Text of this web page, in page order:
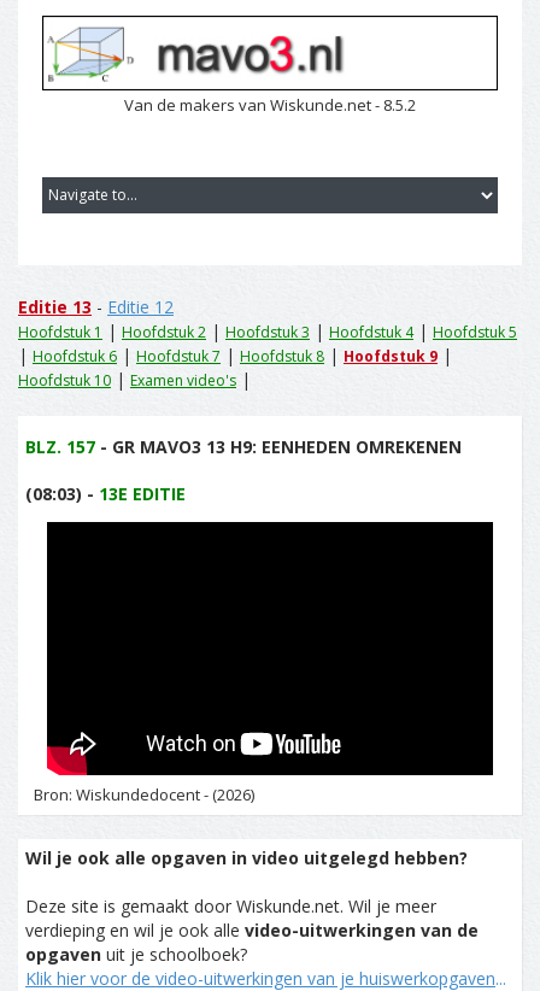
Van de makers van Wiskunde.net - 8.5.2
Editie 13 - Editie 12
Hoofdstuk 1 | Hoofdstuk 2 | Hoofdstuk 3 | Hoofdstuk 4| Hoofdstuk 5
| Hoofdstuk 6 | Hoofdstuk 7 | Hoofdstuk 8 | Hoofdstuk 9 |
Hoofdstuk 10 | Examen video's |
BLZ. 157 - GR MAVO3 13 H9: EENHEDEN OMREKENEN
(08:03) - 13E EDITIE
Bron: Wiskundedocent - (2026)
Wil je ook alle opgaven in video uitgelegd hebben?
Deze site is gemaakt door Wiskunde.net. Wil je meer
verdieping en wil je ook alle video-uitwerkingen van de
opgaven uit je schoolboek?
Klik hier voor de video-uitwerkingen van je huiswerkopgaven...